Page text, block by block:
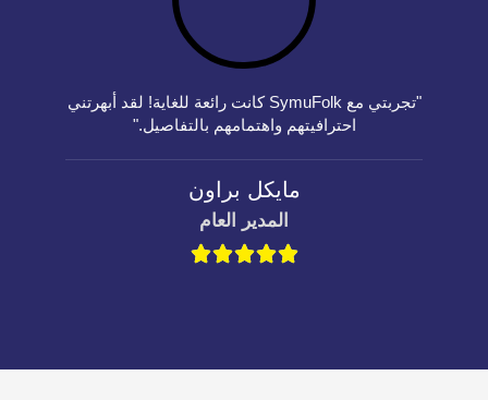
"تجربتي مع SymuFolk كانت رائعة للغاية! لقد أبهرتني
احترافيتهم واهتمامهم بالتفاصيل."
مايكل براون
المدير العام